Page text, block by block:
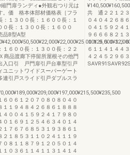
門扉ランディ●外観右つり元は
。価 格本体部材価格表［フラ
：１３００長：１６００長：１
０長：１３００長：１６００
品B型A型
６００長：１３００長：２２
商品渡廊下停留所屋根その他門
入口引 戸門扉引戸台車型引戸
ニットワイドスーパーゲート
連引戸スライド引戸ダブルスラ
６０６１２０７０８０８０４０
１１９４８４２６８６１８８８
４００４１５９２４１７９８０
０１６９１２５４６３４０１４
１７６７６８５３１９３８６１
２１８５３１１０２４１１１９
０８１１８７９１２０５０１４
１０３６１１４１１３１４１４
共 通２２１２３
０４０４２６８
０４１５９２４
９６６６８２１
１１９５１１３
６１１４１４４
４２４５２９６